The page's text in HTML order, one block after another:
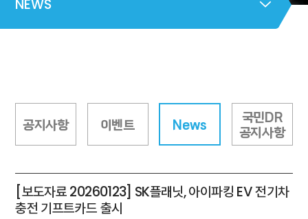
NEWS
공지사항 이벤트 News
국민DR
공지사항
[보도자료 20260123] SK플래닛, 아이파킹 EV 전기차
충전 기프트카드 출시